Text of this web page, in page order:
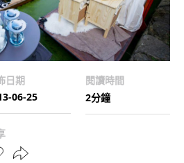
日期
06-25
閱讀時間
2分鐘